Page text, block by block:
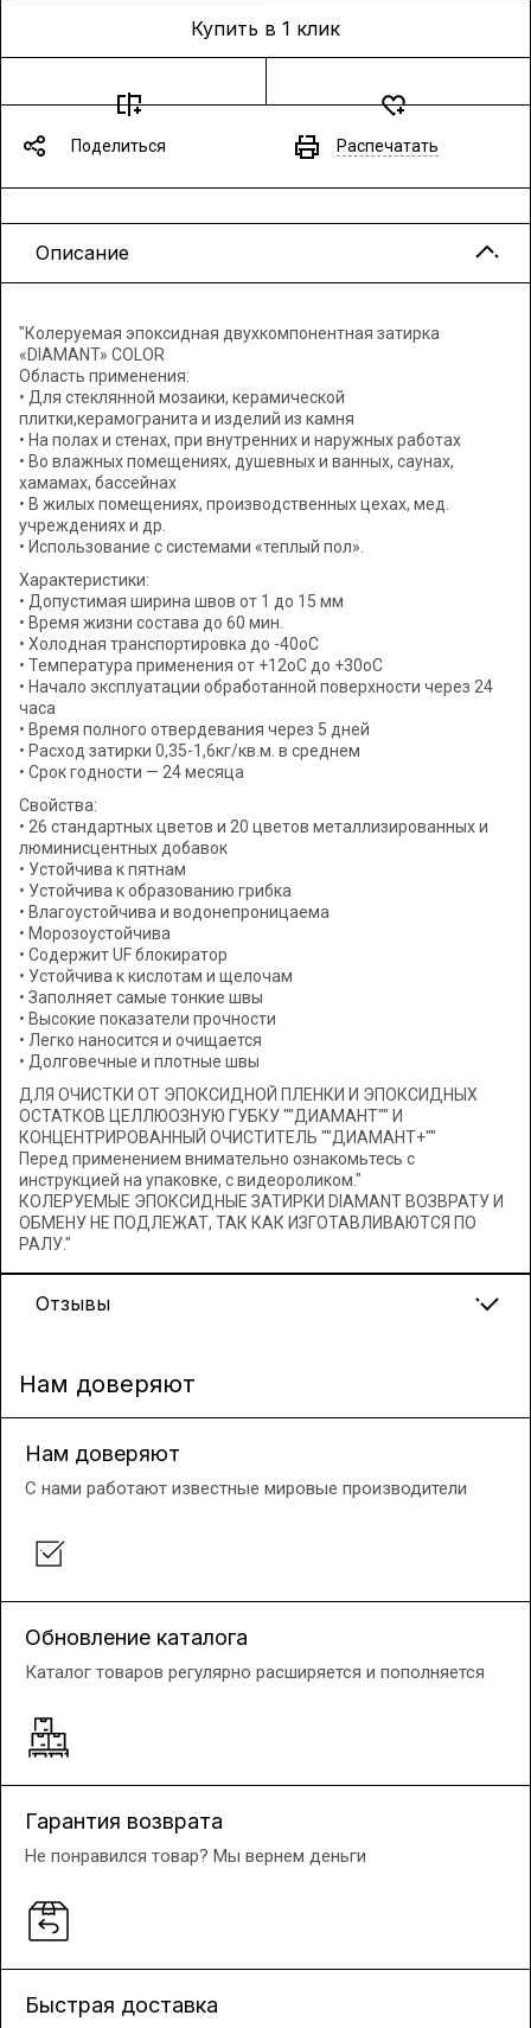
Купить в 1 клик
Поделиться Распечатать
Описание
"Колеруемая эпоксидная двухкомпонентная затирка
«DIAMANT» COLOR
Область применения:
• Для стеклянной мозаики, керамической
плитки,керамогранита и изделий из камня
• На полах и стенах, при внутренних и наружных работах
• Во влажных помещениях, душевных и ванных, саунах,
хамамах, бассейнах
• В жилых помещениях, производственных цехах, мед.
учреждениях и др.
• Использование с системами «теплый пол».
Характеристики:
• Допустимая ширина швов от 1 до 15 мм
• Время жизни состава до 60 мин.
• Холодная транспортировка до -40оС
• Температура применения от +12оС до +30оС
• Начало эксплуатации обработанной поверхности через 24
часа
• Время полного отвердевания через 5 дней
• Расход затирки 0,35-1,6кг/кв.м. в среднем
• Срок годности — 24 месяца
Свойства:
• 26 стандартных цветов и 20 цветов металлизированных и
люминисцентных добавок
• Устойчива к пятнам
• Устойчива к образованию грибка
• Влагоустойчива и водонепроницаема
• Морозоустойчива
• Содержит UF блокиратор
• Устойчива к кислотам и щелочам
• Заполняет самые тонкие швы
• Высокие показатели прочности
• Легко наносится и очищается
• Долговечные и плотные швы
ДЛЯ ОЧИСТКИ ОТ ЭПОКСИДНОЙ ПЛЕНКИ И ЭПОКСИДНЫХ
ОСТАТКОВ ЦЕЛЛЮОЗНУЮ ГУБКУ ""ДИАМАНТ"" И
КОНЦЕНТРИРОВАННЫЙ ОЧИСТИТЕЛЬ ""ДИАМАНТ+""
Перед применением внимательно ознакомьтесь с
инструкцией на упаковке, с видеороликом."
КОЛЕРУЕМЫЕ ЭПОКСИДНЫЕ ЗАТИРКИ DIAMANT ВОЗВРАТУ И
ОБМЕНУ НЕ ПОДЛЕЖАТ, ТАК КАК ИЗГОТАВЛИВАЮТСЯ ПО
РАЛУ."
Отзывы
Нам доверяют
Нам доверяют
С нами работают известные мировые производители
Обновление каталога
Каталог товаров регулярно расширяется и пополняется
Гарантия возврата
Не понравился товар? Мы вернем деньги
Быстрая доставка